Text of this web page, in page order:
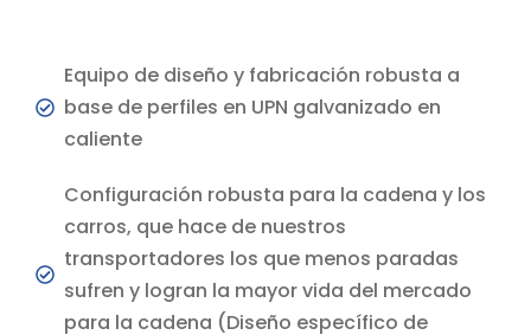
Equipo de diseño y fabricación robusta a
base de perfiles en UPN galvanizado en
caliente
Configuración robusta para la cadena y los
carros, que hace de nuestros
transportadores los que menos paradas
sufren y logran la mayor vida del mercado
para la cadena (Diseño específico de